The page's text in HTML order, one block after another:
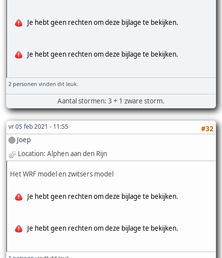
Je hebt geen rechten om deze bijlage te bekijken.
Je hebt geen rechten om deze bijlage te bekijken.
2 personen vinden dit leuk.
Aantal stormen: 3 + 1 zware storm.
vr 05 feb 2021 - 11:55
#32
Joep
Location: Alphen aan den Rijn
Het WRF model en zwitsers model
Je hebt geen rechten om deze bijlage te bekijken.
Je hebt geen rechten om deze bijlage te bekijken.